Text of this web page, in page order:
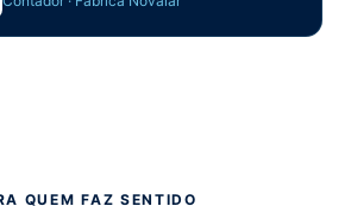
QUEM FAZ SENTIDO